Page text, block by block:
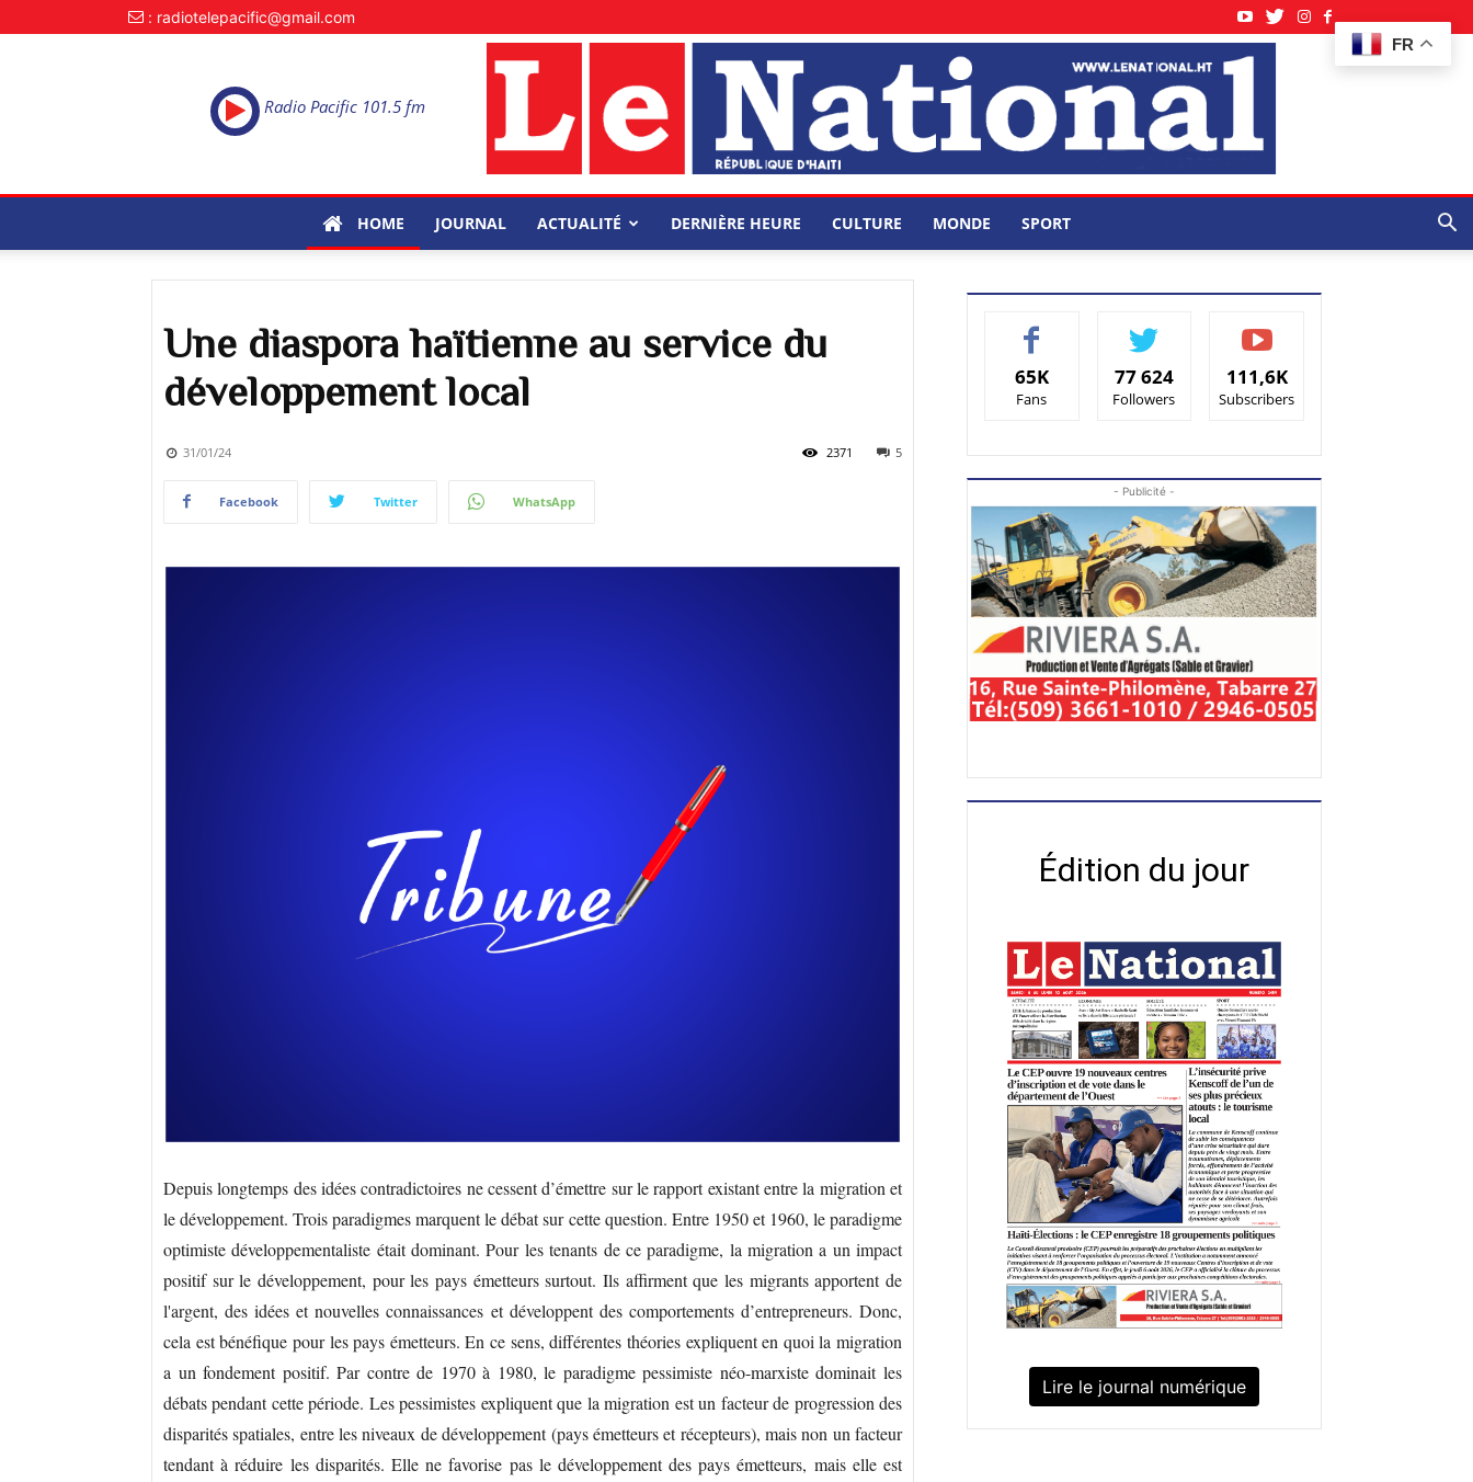
FR
: radiotelepacific@gmail.com
Radio Pacific 101.5 fm
HOME JOURNAL ACTUALITÉ DERNIÈRE HEURE CULTURE MONDE SPORT
Une diaspora haïtienne au service du
développement local
31/01/24 5
2371
Facebook Twitter WhatsApp
Depuis longtemps des idées contradictoires ne cessent d’émettre sur le rapport existant entre la migration et
le développement. Trois paradigmes marquent le débat sur cette question. Entre 1950 et 1960, le paradigme
optimiste développementaliste était dominant. Pour les tenants de ce paradigme, la migration a un impact
positif sur le développement, pour les pays émetteurs surtout. Ils affirment que les migrants apportent de
l'argent, des idées et nouvelles connaissances et développent des comportements d’entrepreneurs. Donc,
cela est bénéfique pour les pays émetteurs. En ce sens, différentes théories expliquent en quoi la migration
a un fondement positif. Par contre de 1970 à 1980, le paradigme pessimiste néo-marxiste dominait les
débats pendant cette période. Les pessimistes expliquent que la migration est un facteur de progression des
disparités spatiales, entre les niveaux de développement (pays émetteurs et récepteurs), mais non un facteur
tendant à réduire les disparités. Elle ne favorise pas le développement des pays émetteurs, mais elle est
65K
Fans
77 624
Followers
111,6K
Subscribers
- Publicité -
Édition du jour
Lire le journal numérique